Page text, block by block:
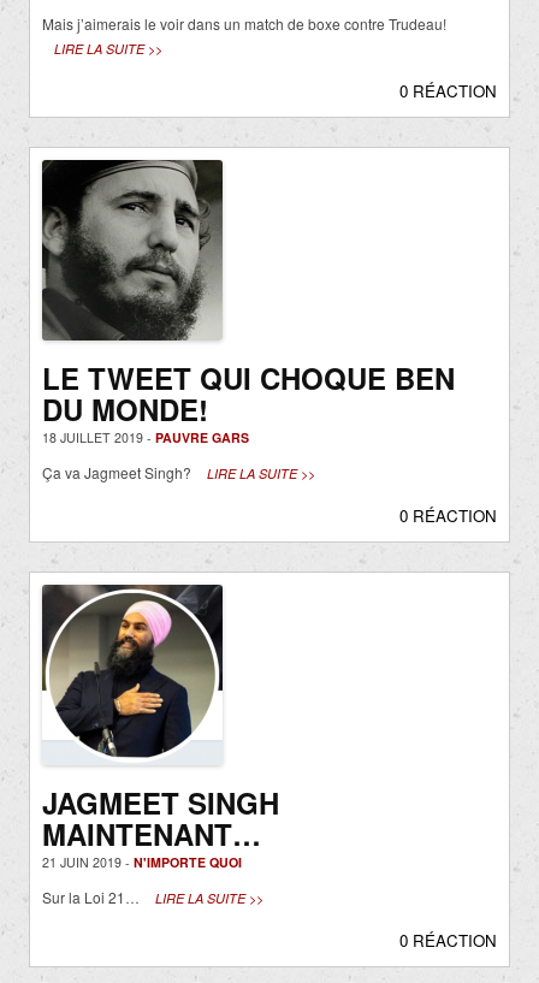
Mais j’aimerais le voir dans un match de boxe contre Trudeau!
LIRE LA SUITE >>
0 RÉACTION
LE TWEET QUI CHOQUE BEN
DU MONDE!
18 JUILLET 2019 - PAUVRE GARS
Ça va Jagmeet Singh? LIRE LA SUITE >>
0 RÉACTION
JAGMEET SINGH
MAINTENANT…
21 JUIN 2019 - N'IMPORTE QUOI
Sur la Loi 21… LIRE LA SUITE >>
0 RÉACTION